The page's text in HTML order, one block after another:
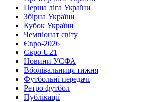
Перша ліга України
Збірна України
Кубок України
Чемпіонат світу
Євро-2026
Євро U21
Новини УЄФА
Вболівальниця тижня
Футбольні передачі
Ретро футбол
Публікації